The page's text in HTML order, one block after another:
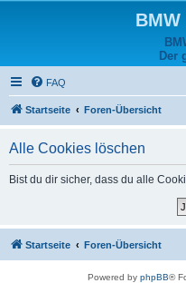
BMW
Der
FAQ
Startseite Foren-Übersicht
Alle Cookies löschen
Bist du dir sicher, dass du alle
Startseite Foren-Übersicht
Powered by phpBB®